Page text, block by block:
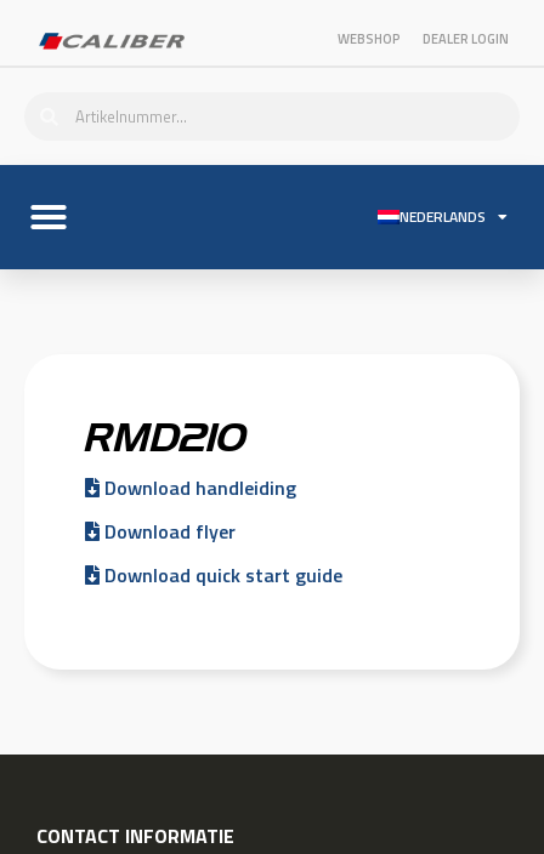
WEBSHOP DEALER LOGIN
NEDERLANDS
RMD210
Download handleiding
Download flyer
Download quick start guide
CONTACT INFORMATIE